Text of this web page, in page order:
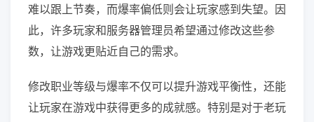
难以跟上节奏，而爆率偏低则会让玩家感到失望。因
此，许多玩家和服务器管理员希望通过修改这些参
数，让游戏更贴近自己的需求。
修改职业等级与爆率不仅可以提升游戏平衡性，还能
让玩家在游戏中获得更多的成就感。特别是对于老玩